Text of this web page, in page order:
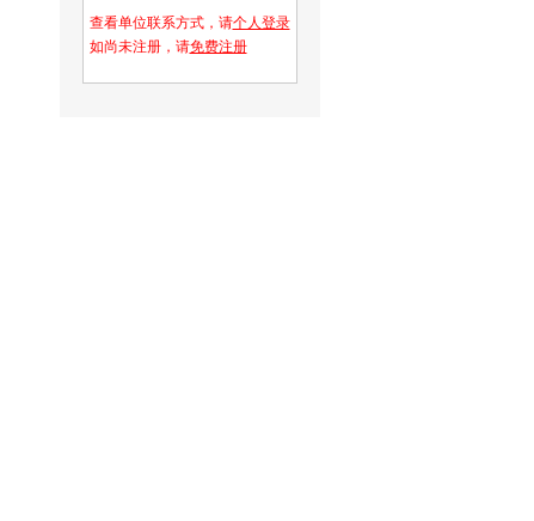
查看单位联系方式，请个人登录
如尚未注册，请免费注册